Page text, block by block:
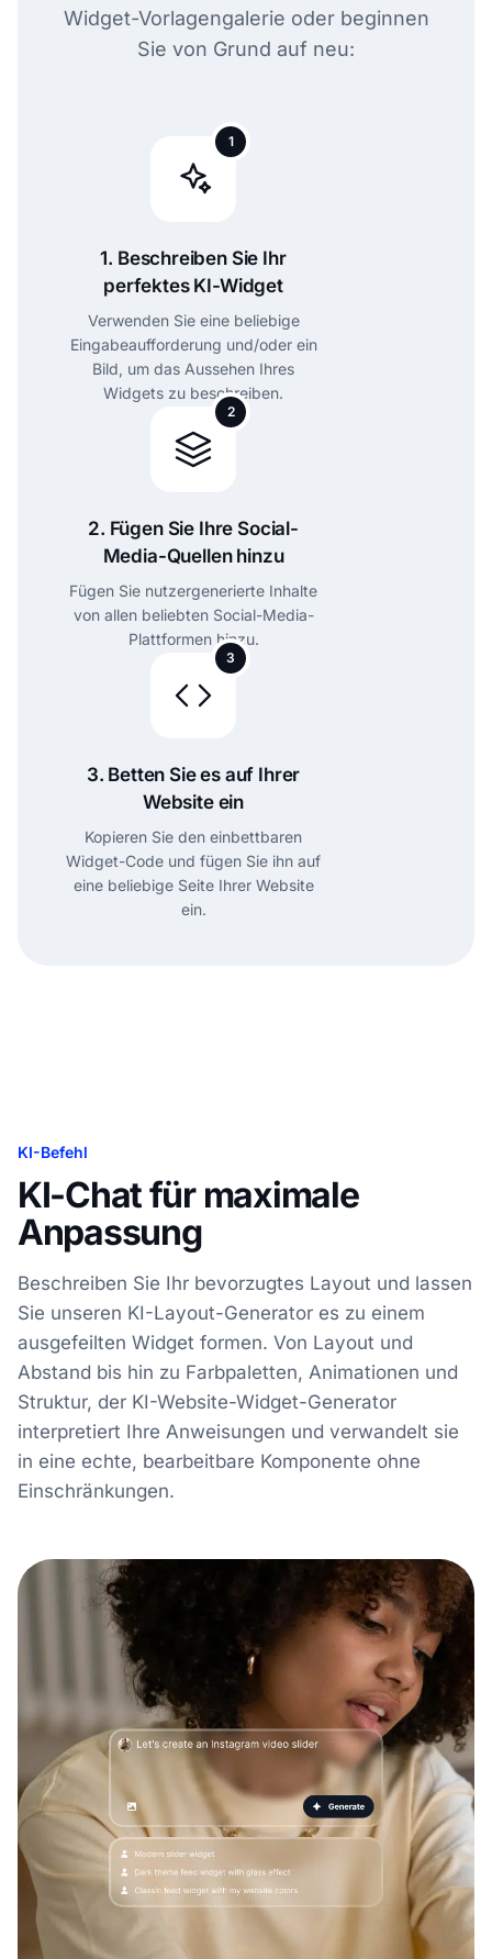
Widget-Vorlagengalerie oder beginnen
Sie von Grund auf neu:
1
1. Beschreiben Sie Ihr
perfektes KI-Widget
Verwenden Sie eine beliebige
Eingabeaufforderung und/oder ein
Bild, um das Aussehen Ihres
Widgets zu beschreiben.
2
2. Fügen Sie Ihre Social-
Media-Quellen hinzu
Fügen Sie nutzergenerierte Inhalte
von allen beliebten Social-Media-
Plattformen hinzu.
3
3. Betten Sie es auf Ihrer
Website ein
Kopieren Sie den einbettbaren
Widget-Code und fügen Sie ihn auf
eine beliebige Seite Ihrer Website
ein.
KI-Befehl
KI-Chat für maximale
Anpassung
Beschreiben Sie Ihr bevorzugtes Layout und lassen
Sie unseren KI-Layout-Generator es zu einem
ausgefeilten Widget formen. Von Layout und
Abstand bis hin zu Farbpaletten, Animationen und
Struktur, der KI-Website-Widget-Generator
interpretiert Ihre Anweisungen und verwandelt sie
in eine echte, bearbeitbare Komponente ohne
Einschränkungen.